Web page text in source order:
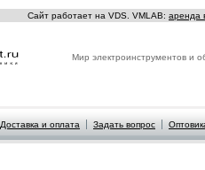
Сайт работает на VDS. VMLAB: аренда
Мир электроинструментов и
Доставка и оплата Задать вопрос